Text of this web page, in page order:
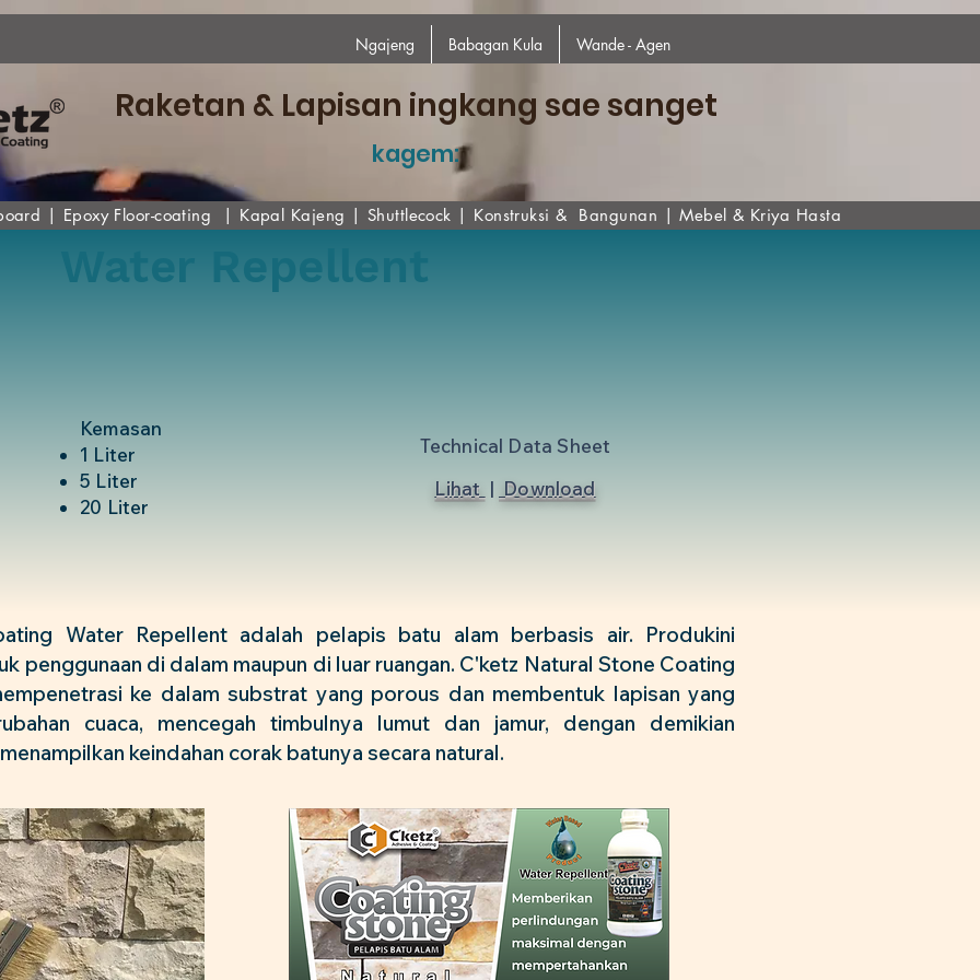
Ngajeng Babagan Kula Wande - Agen
Raketan & Lapisan ingkang sae sanget
kagem:
| Epoxy Floor-coating | Kapal Kajeng | Shuttlecock | Konstruksi & Bangunan |Mebel & Kriya Hasta
Water Repellent
Kemasan
1 Liter
5 Liter
20 Liter
Technical Data Sheet
Lihat | Download
Water Repellent adalah pelapis batu alam berbasis air. Produkini
penggunaan di dalam maupun di luar ruangan. C'ketz Natural Stone Coating
ke dalam substrat yang porous dan membentuk lapisan yang
cuaca, mencegah timbulnya lumut dan jamur, dengan demikian
keindahan corak batunya secara natural.